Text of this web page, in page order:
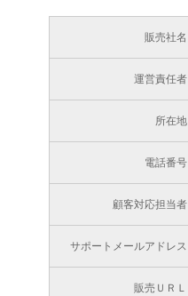
販売社名
運営責任者
所在地
電話番号
顧客対応担当者
サポートメールアドレス
販売ＵＲＬ